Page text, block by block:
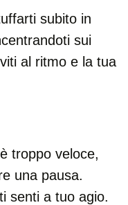
subito in
sui
al ritmo e la tua
troppo veloce,
una pausa.
senti a tuo agio.